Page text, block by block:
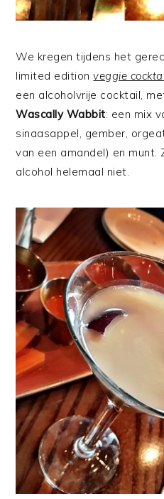
We kregen tijdens het
limited editionveggie
een alcoholvrije cocktail,
Wascally Wabbit: een mix
sinaasappel, gember,
van een amandel) en munt.
alcohol helemaal niet.